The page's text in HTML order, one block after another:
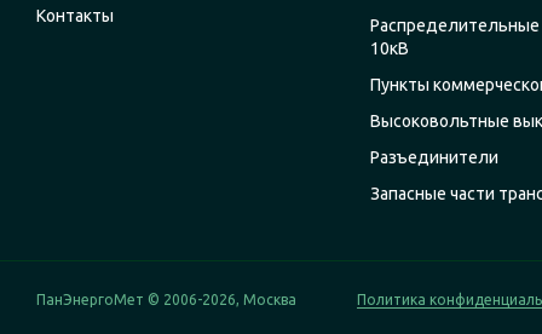
Контакты
Распределительные
10кВ
Пункты
Высоковольтные
Разъединители
Запасные части
ПанЭнергоМет © 2006-2026, Москва Политика